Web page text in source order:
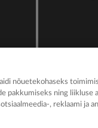
nõuetekohaseks
pakkumiseks ning liikluse
, reklaami ja